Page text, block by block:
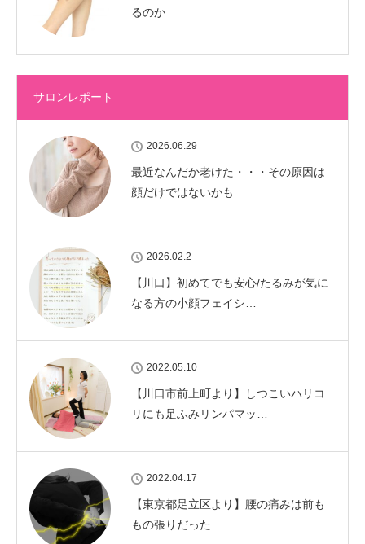
るのか
サロンレポート
2026.06.29
最近なんだか老けた・・・その原因は
顔だけではないかも
2026.02.2
【川口】初めてでも安心/たるみが気に
なる方の小顔フェイシ…
2022.05.10
【川口市前上町より】しつこいハリコ
リにも足ふみリンパマッ…
2022.04.17
【東京都足立区より】腰の痛みは前も
もの張りだった